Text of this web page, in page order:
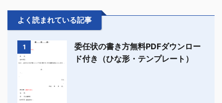
よく読まれている記事
1
委任状の書き方無料PDFダウンロー
ド付き（ひな形・テンプレート）